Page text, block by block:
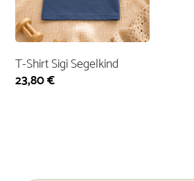
T-Shirt Sigi Segelkind
23,80€